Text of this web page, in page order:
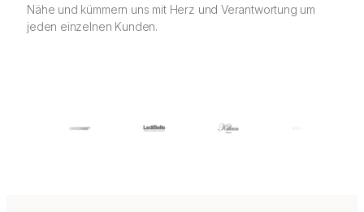
Nähe und kümmern uns mit Herz und Verantwortung um
jeden einzelnen Kunden.